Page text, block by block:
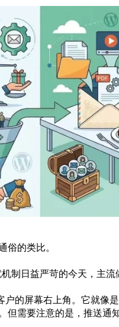
俗的类比。
制日益严苛的今天，主
的屏幕右上角。它就像
但需要注意的是，推送